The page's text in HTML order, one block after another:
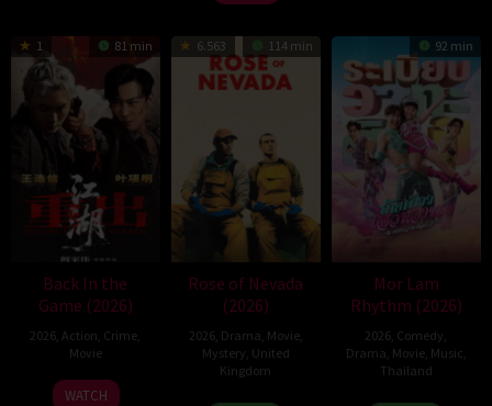
1 81 min
Back In the
Game (2026)
2026 Action Crime
Movie
23
Kam
WATCH
6.563 114 min
Rose of Nevada
(2026)
2026, Drama Movie,
Mystery United
Kingdom
92 min
Mor Lam
Rhythm (2026)
2026 Comedy
Drama Movie, Music
Thailand